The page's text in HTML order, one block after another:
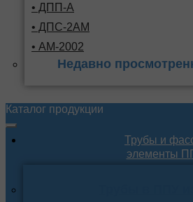
• ДПП-А
• ДПС-2АМ
• АМ-2002
Недавно
Каталог продукции
Трубы и
элементы